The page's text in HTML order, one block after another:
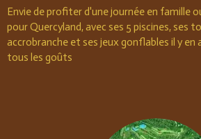
Envie de profiter d'une journée en famille
pour Quercyland, avec ses 5 piscines, ses
accrobranche et ses jeux gonflables il y
tous les goûts